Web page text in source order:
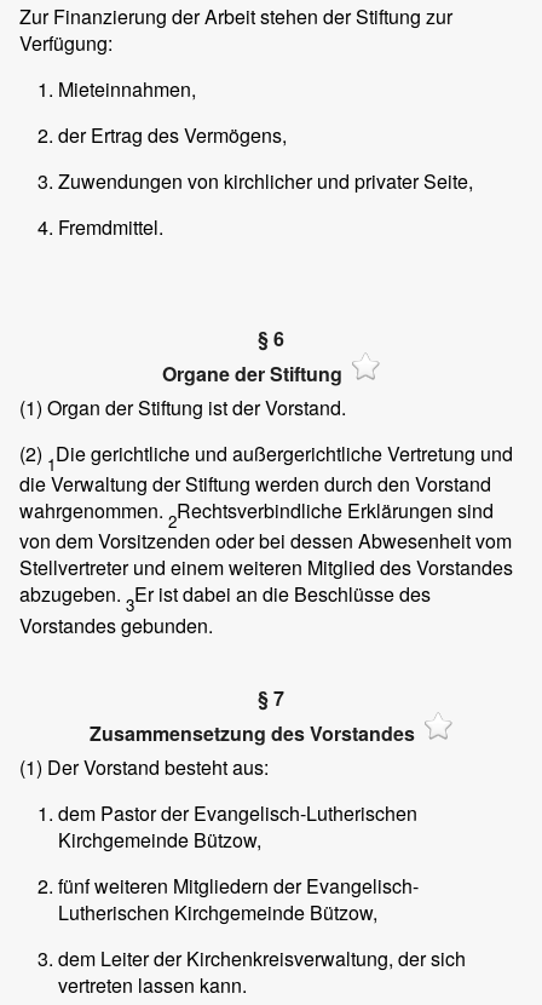
Zur Finanzierung der Arbeit stehen der Stiftung zur
Verfügung:
Mieteinnahmen,
der Ertrag des Vermögens,
Zuwendungen von kirchlicher und privater Seite,
Fremdmittel.
§ 6
Organe der Stiftung
(1) Organ der Stiftung ist der Vorstand.
(2) 1Die gerichtliche und außergerichtliche Vertretung und
die Verwaltung der Stiftung werden durch den Vorstand
wahrgenommen. 2Rechtsverbindliche Erklärungen sind
von dem Vorsitzenden oder bei dessen Abwesenheit vom
Stellvertreter und einem weiteren Mitglied des Vorstandes
abzugeben. 3Er ist dabei an die Beschlüsse des
Vorstandes gebunden.
§ 7
Zusammensetzung des Vorstandes
(1) Der Vorstand besteht aus:
dem Pastor der Evangelisch-Lutherischen
Kirchgemeinde Bützow,
fünf weiteren Mitgliedern der Evangelisch-
Lutherischen Kirchgemeinde Bützow,
dem Leiter der Kirchenkreisverwaltung, der sich
vertreten lassen kann.